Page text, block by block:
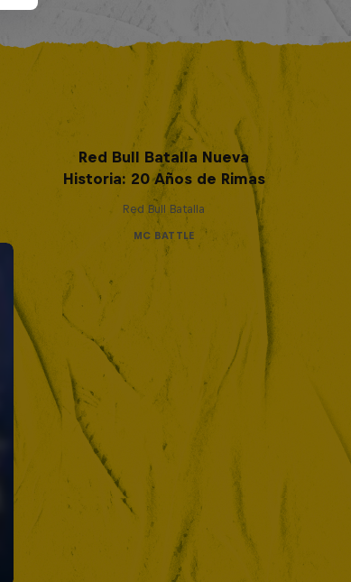
Red Bull Batalla Nueva
Historia: 20 Años de Rimas
Red Bull Batalla
MC BATTLE